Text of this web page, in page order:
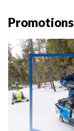
Promotions